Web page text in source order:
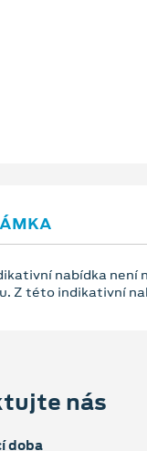
nabídka není
Z této indikativní
nás
doba